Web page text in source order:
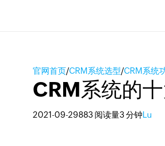
官网首页/CRM系统选型/CRM系统
CRM系统的
2021-09-29883 阅读量3 分钟 Lu